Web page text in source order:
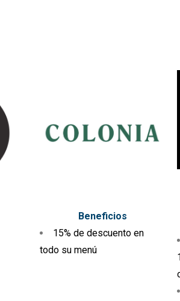
Beneficios
15% de descuento en
todo su menú